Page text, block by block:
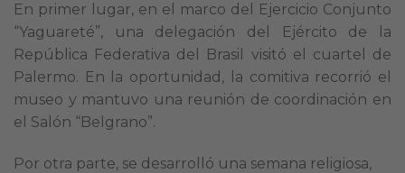
En primer lugar, en el marco del Ejercicio Conjunto
“Yaguareté”, una delegación del Ejército de la
República Federativa del Brasil visitó el cuartel de
Palermo. En la oportunidad, la comitiva recorrió el
museo y mantuvo una reunión de coordinación en
el Salón “Belgrano”.
Por otra parte, se desarrolló una semana religiosa,